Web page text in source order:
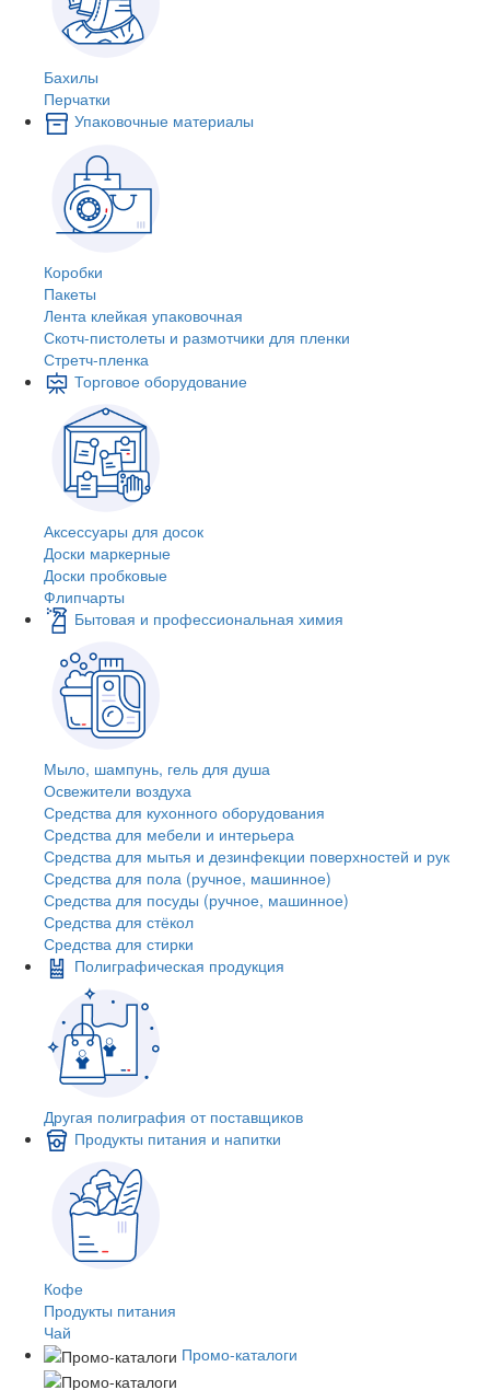
Бахилы
Перчатки
Упаковочные материалы
Коробки
Пакеты
Лента клейкая упаковочная
Скотч-пистолеты и размотчики для пленки
Стретч-пленка
Торговое оборудование
Аксессуары для досок
Доски маркерные
Доски пробковые
Флипчарты
Бытовая и профессиональная химия
Мыло, шампунь, гель для душа
Освежители воздуха
Средства для кухонного оборудования
Средства для мебели и интерьера
Средства для мытья и дезинфекции поверхностей и рук
Средства для пола (ручное, машинное)
Средства для посуды (ручное, машинное)
Средства для стёкол
Средства для стирки
Полиграфическая продукция
Другая полиграфия от поставщиков
Продукты питания и напитки
Кофе
Продукты питания
Чай
Промо-каталоги